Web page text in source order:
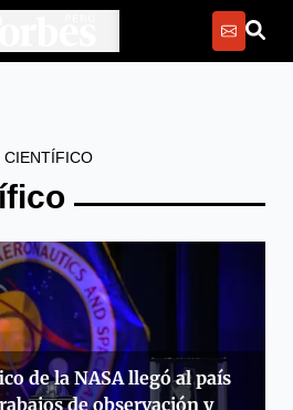
CIENTÍFICO
de la NASA llegó al país
de observación y